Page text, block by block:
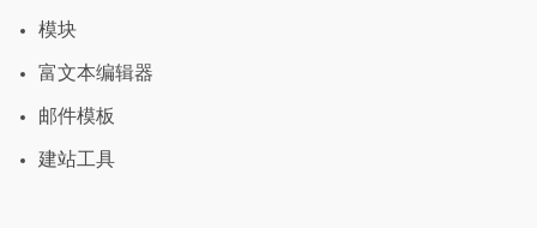
模块
富文本编辑器
邮件模板
建站工具